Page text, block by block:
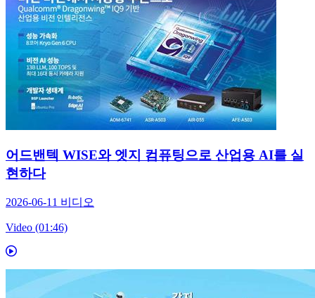
어드밴텍 WISE와 엣지 컴퓨팅으로 산업용 AI를 실
현하다
2026-06-11 비디오
Video (01:46)